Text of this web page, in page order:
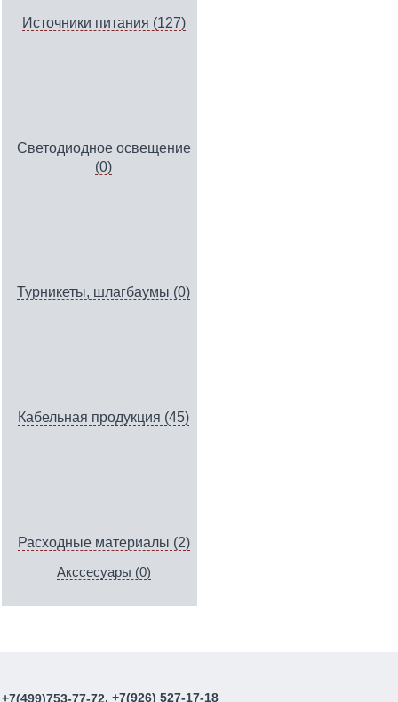
Источники питания (127)
Светодиодное освещение
(0)
Турникеты, шлагбаумы (0)
Кабельная продукция (45)
Расходные материалы (2)
Акссесуары (0)
+7(499)753-77-72, +7(926) 527-17-18